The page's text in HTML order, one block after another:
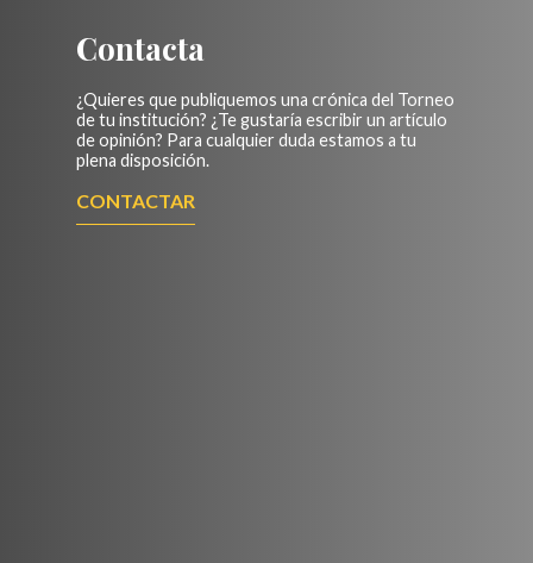
Contacta
¿Quieres que publiquemos una crónica del Torneo
de tu institución? ¿Te gustaría escribir un artículo
de opinión? Para cualquier duda estamos a tu
plena disposición.
CONTACTAR